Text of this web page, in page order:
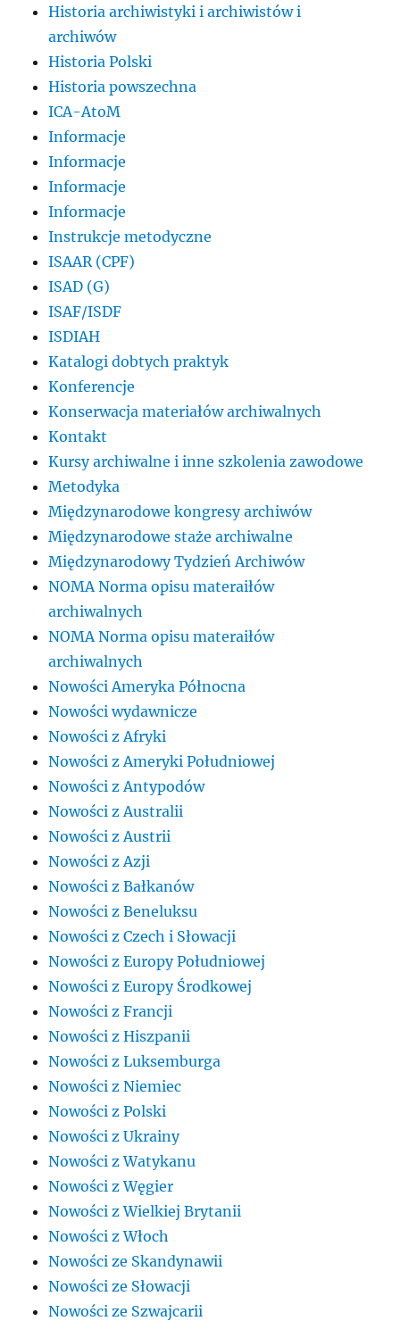
Historia archiwistyki i archiwistów i
archiwów
Historia Polski
Historia powszechna
ICA-AtoM
Informacje
Informacje
Informacje
Informacje
Instrukcje metodyczne
ISAAR (CPF)
ISAD (G)
ISAF/ISDF
ISDIAH
Katalogi dobtych praktyk
Konferencje
Konserwacja materiałów archiwalnych
Kontakt
Kursy archiwalne i inne szkolenia zawodowe
Metodyka
Międzynarodowe kongresy archiwów
Międzynarodowe staże archiwalne
Międzynarodowy Tydzień Archiwów
NOMA Norma opisu materaiłów
archiwalnych
NOMA Norma opisu materaiłów
archiwalnych
Nowości Ameryka Północna
Nowości wydawnicze
Nowości z Afryki
Nowości z Ameryki Południowej
Nowości z Antypodów
Nowości z Australii
Nowości z Austrii
Nowości z Azji
Nowości z Bałkanów
Nowości z Beneluksu
Nowości z Czech i Słowacji
Nowości z Europy Południowej
Nowości z Europy Środkowej
Nowości z Francji
Nowości z Hiszpanii
Nowości z Luksemburga
Nowości z Niemiec
Nowości z Polski
Nowości z Ukrainy
Nowości z Watykanu
Nowości z Węgier
Nowości z Wielkiej Brytanii
Nowości z Włoch
Nowości ze Skandynawii
Nowości ze Słowacji
Nowości ze Szwajcarii